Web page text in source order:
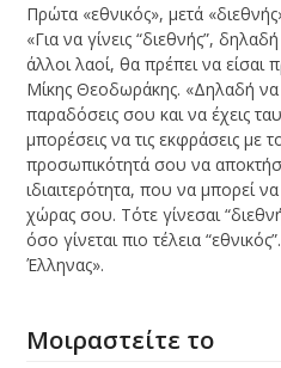
Πρώτα «εθνικός», μετά
«Για να γίνεις “διεθνής”,
άλλοι λαοί, θα πρέπει να είσαι
Μίκης Θεοδωράκης. «Δηλαδή να
παραδόσεις σου και να έχεις
μπορέσεις να τις εκφράσεις με
προσωπικότητά σου να
ιδιαιτερότητα, που να μπορεί
χώρας σου. Τότε γίνεσαι
όσο γίνεται πιο τέλεια
Έλληνας».
Μοιραστείτε το